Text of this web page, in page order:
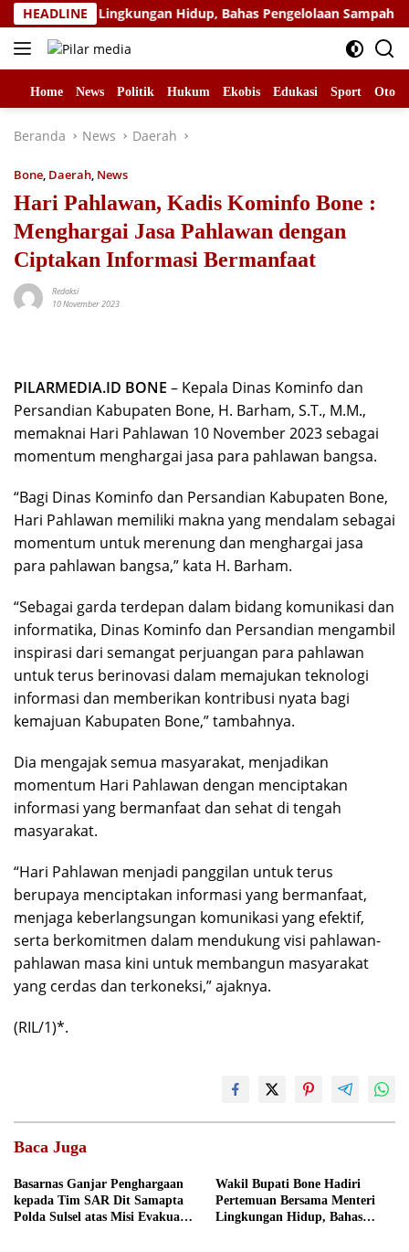
Langsung
ke
konten
HEADLINELingkungan Hidup, Bahas Pengelolaan Sampah
Home News Politik Hukum Ekobis Edukasi Sport
Beranda News Daerah
Bone, Daerah, News
Hari Pahlawan, Kadis Kominfo Bone :
Menghargai Jasa Pahlawan dengan
Ciptakan Informasi Bermanfaat
Redaksi
10 November 2023
PILARMEDIA.ID BONE – Kepala Dinas Kominfo dan
Persandian Kabupaten Bone, H. Barham, S.T., M.M.,
memaknai Hari Pahlawan 10 November 2023 sebagai
momentum menghargai jasa para pahlawan bangsa.
“Bagi Dinas Kominfo dan Persandian Kabupaten Bone,
Hari Pahlawan memiliki makna yang mendalam sebagai
momentum untuk merenung dan menghargai jasa
para pahlawan bangsa,” kata H. Barham.
“Sebagai garda terdepan dalam bidang komunikasi dan
informatika, Dinas Kominfo dan Persandian mengambil
inspirasi dari semangat perjuangan para pahlawan
untuk terus berinovasi dalam memajukan teknologi
informasi dan memberikan kontribusi nyata bagi
kemajuan Kabupaten Bone,” tambahnya.
Dia mengajak semua masyarakat, menjadikan
momentum Hari Pahlawan dengan menciptakan
informasi yang bermanfaat dan sehat di tengah
masyarakat.
“Hari Pahlawan menjadi panggilan untuk terus
berupaya menciptakan informasi yang bermanfaat,
menjaga keberlangsungan komunikasi yang efektif,
serta berkomitmen dalam mendukung visi pahlawan-
pahlawan masa kini untuk membangun masyarakat
yang cerdas dan terkoneksi,” ajaknya.
(RIL/1)*.
Baca Juga
Basarnas Ganjar Penghargaan
kepada Tim SAR Dit Samapta
Polda Sulsel atas Misi Evakuasi
Wakil Bupati Bone Hadiri
Pertemuan Bersama Menteri
Lingkungan Hidup, Bahas